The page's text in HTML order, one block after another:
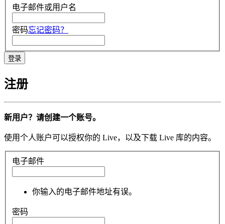
电子邮件或用户名
密码忘记密码？
注册
新用户？请创建一个账号。
使用个人账户可以授权你的 Live，以及下载 Live 库的内容。
电子邮件
你输入的电子邮件地址有误。
密码